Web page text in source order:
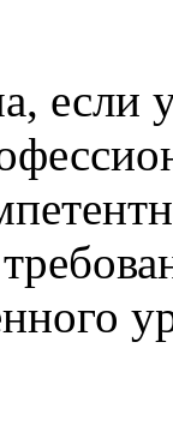
если